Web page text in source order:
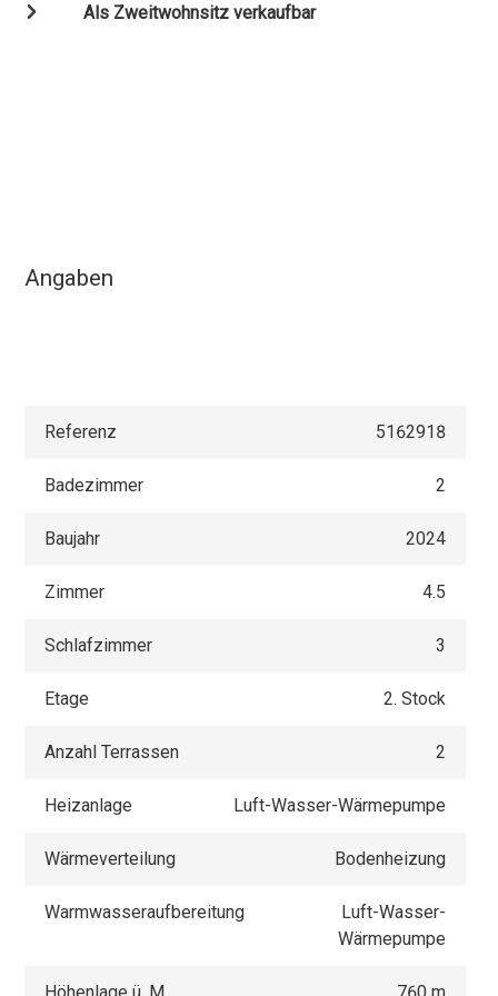
Als Zweitwohnsitz verkaufbar
Angaben
Referenz 5162918
Badezimmer 2
Baujahr 2024
Zimmer 4.5
Schlafzimmer 3
Etage 2. Stock
Anzahl Terrassen 2
Heizanlage Luft-Wasser-Wärmepumpe
Wärmeverteilung Bodenheizung
Warmwasseraufbereitung
Luft-Wasser-
Wärmepumpe
Höhenlage ü. M. 760 m